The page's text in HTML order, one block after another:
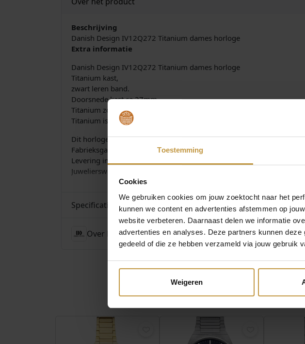
Toestemming
Cookies
We gebruiken cookies om jouw zoektocht naar het
kunnen we content en advertenties afstemmen op
website verbeteren. Daarnaast delen we informatie
advertenties en analyses. Deze partners kunnen
gedeeld of die ze hebben verzameld via jouw gebruik
Weigeren
Beschrijving
Danish Design IV12Q272 Titanium dames horloge
Extra informatie
Danish Design IV12Q272 Titanium dames horloge
Titanium kast,
zwart leren band.
Doorsnede kast ca.27mm
Titanium zorgt voor een super licht draagcomfort.
Titanium is anti-allergisch
Dit horloge heeft een Quartz uurwerk en is waterresistent (3 Atm)
Fabrieksgarantie: 2 jaar
Levering in originele Danish Design watch-box.
Juwelierswebshop.nl is officieel dealer van Danish Design horloges.
Specificaties
Over Danish Design Horloges